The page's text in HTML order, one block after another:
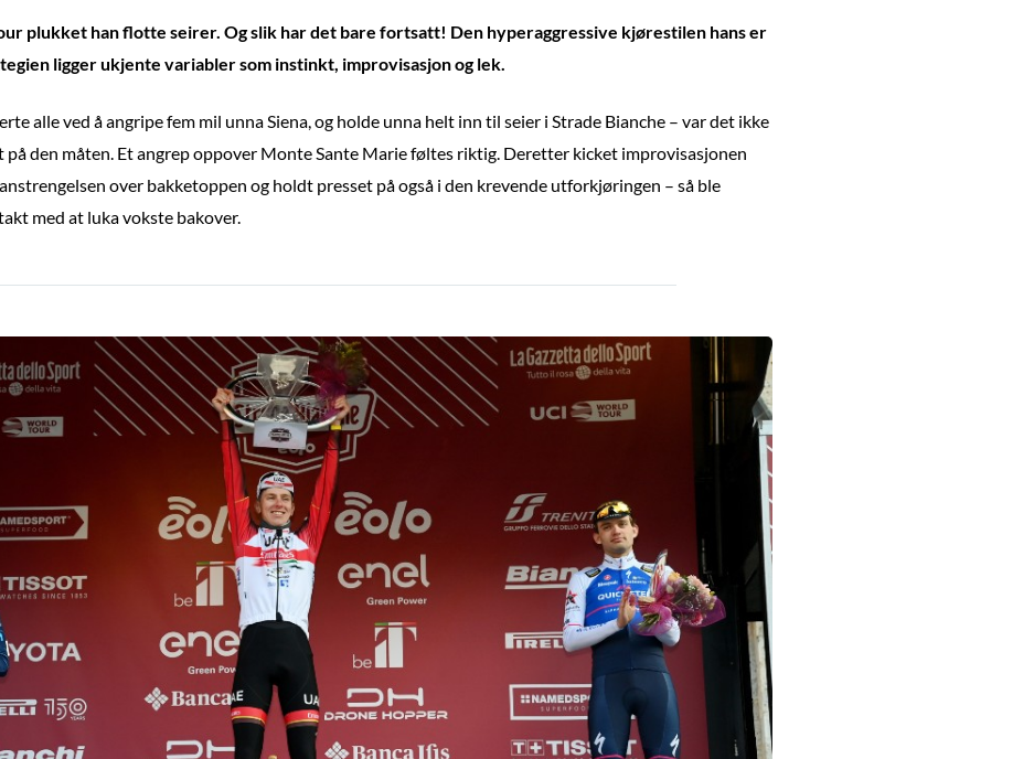
plukket han flotte seirer. Og slik har det bare fortsatt! Den hyperaggressive kjørestilen hans er
ligger ukjente variabler som instinkt, improvisasjon og lek.
alle ved å angripe fem mil unna Siena, og holde unna helt inn til seier i Strade Bianche – var det ikke
på den måten. Et angrep oppover Monte Sante Marie føltes riktig. Deretter kicket improvisasjonen
over bakketoppen og holdt presset på også i den krevende utforkjøringen – så ble
med at luka vokste bakover.